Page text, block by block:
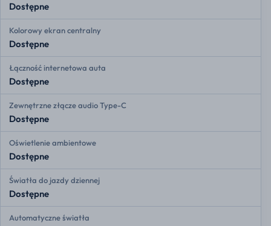
Dostępne
Kolorowy ekran centralny
Dostępne
Łączność internetowa auta
Dostępne
Zewnętrzne złącze audio Type-C
Dostępne
Oświetlenie ambientowe
Dostępne
Światła do jazdy dziennej
Dostępne
Automatyczne światła